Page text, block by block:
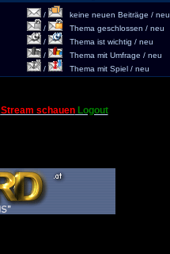
/
keine neuen Beiträge / neu
/
Thema geschlossen / neu
/
Thema ist wichtig / neu
/
Thema mit Umfrage / neu
/
Thema mit Spiel / neu
Stream schauenLogout